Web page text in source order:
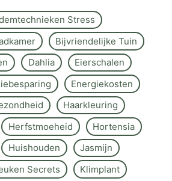
Stress
Bijvriendelijke Tuin
Dahlia
Eierschalen
Energiekosten
Haarkleuring
Herfstmoeheid
Hortensia
Huishouden
Jasmijn
Secrets
Klimplant